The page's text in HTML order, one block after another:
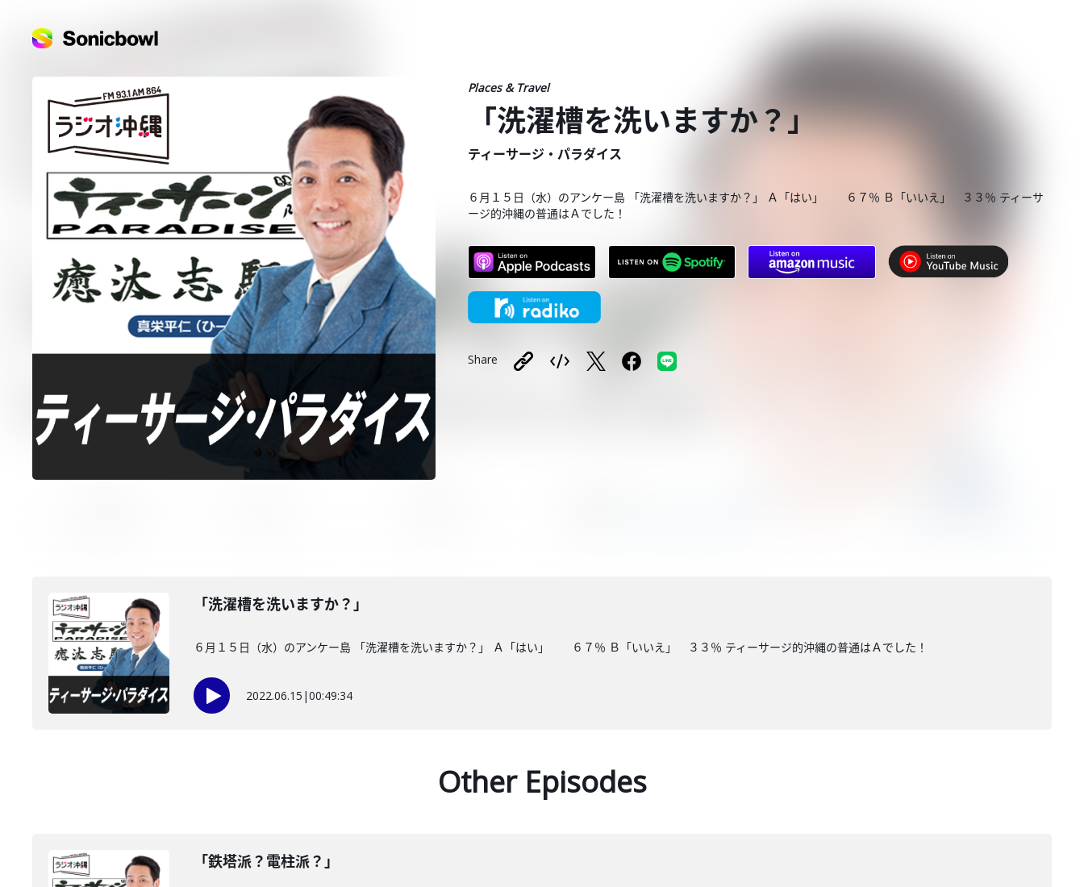
Places & Travel
「洗濯槽を洗いますか？」
ティーサージ・パラダイス
６月１５日（水）のアンケー島 「洗濯槽を洗いますか？」 Ａ「はい」 ６７％ Ｂ「いいえ」 ３３％ ティーサ
ージ的沖縄の普通はＡでした！
Share
「洗濯槽を洗いますか？」
６月１５日（水）のアンケー島 「洗濯槽を洗いますか？」 Ａ「はい」 ６７％ Ｂ「いいえ」 ３３％ ティーサージ的沖縄の普通はＡでした！
2022.06.15 |00:49:34
Other Episodes
「鉄塔派？電柱派？」